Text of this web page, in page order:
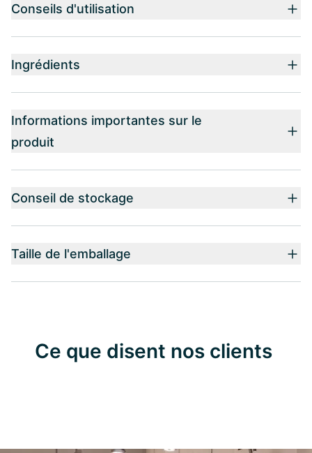
Conseils d'utilisation
Ingrédients
Informations importantes sur le
produit
Conseil de stockage
Taille de l'emballage
Ce que disent nos clients